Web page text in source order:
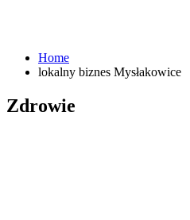
Home
lokalny biznes Mysłakowice
Zdrowie